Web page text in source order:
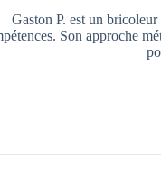
Gaston P. est un
Son approche